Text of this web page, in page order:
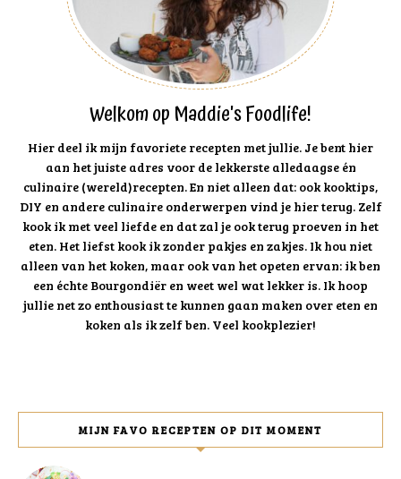
Welkom op Maddie's Foodlife!
Hier deel ik mijn favoriete recepten met jullie. Je bent hier
aan het juiste adres voor de lekkerste alledaagse én
culinaire (wereld)recepten. En niet alleen dat: ook kooktips,
DIY en andere culinaire onderwerpen vind je hier terug. Zelf
kook ik met veel liefde en dat zal je ook terug proeven in het
eten. Het liefst kook ik zonder pakjes en zakjes. Ik hou niet
alleen van het koken, maar ook van het opeten ervan: ik ben
een échte Bourgondiër en weet wel wat lekker is. Ik hoop
jullie net zo enthousiast te kunnen gaan maken over eten en
koken als ik zelf ben. Veel kookplezier!
MIJN FAVO RECEPTEN OP DIT MOMENT